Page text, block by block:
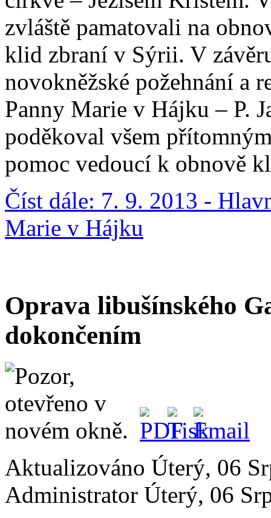
zvláště pamatovali na
klid zbraní v Sýrii. V
novokněžské požehnání a
Panny Marie v Hájku – P.
poděkoval všem
pomoc vedoucí k obnově
Číst dále: 7. 9. 2013 -
Marie v Hájku
Oprava libušínského
dokončením
Aktualizováno Úterý, 06
Administrator Úterý, 06